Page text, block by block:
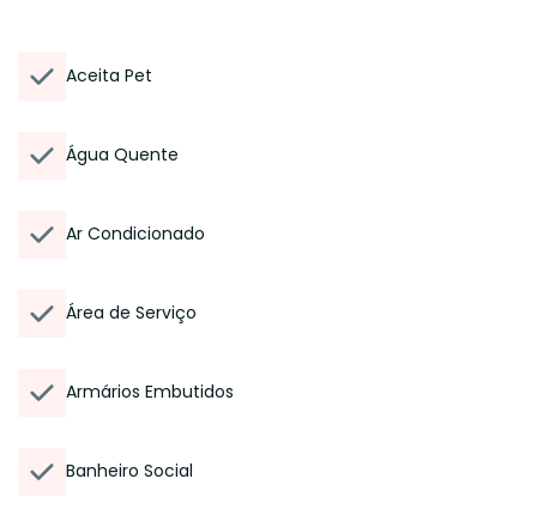
Aceita Pet
Água Quente
Ar Condicionado
Área de Serviço
Armários Embutidos
Banheiro Social